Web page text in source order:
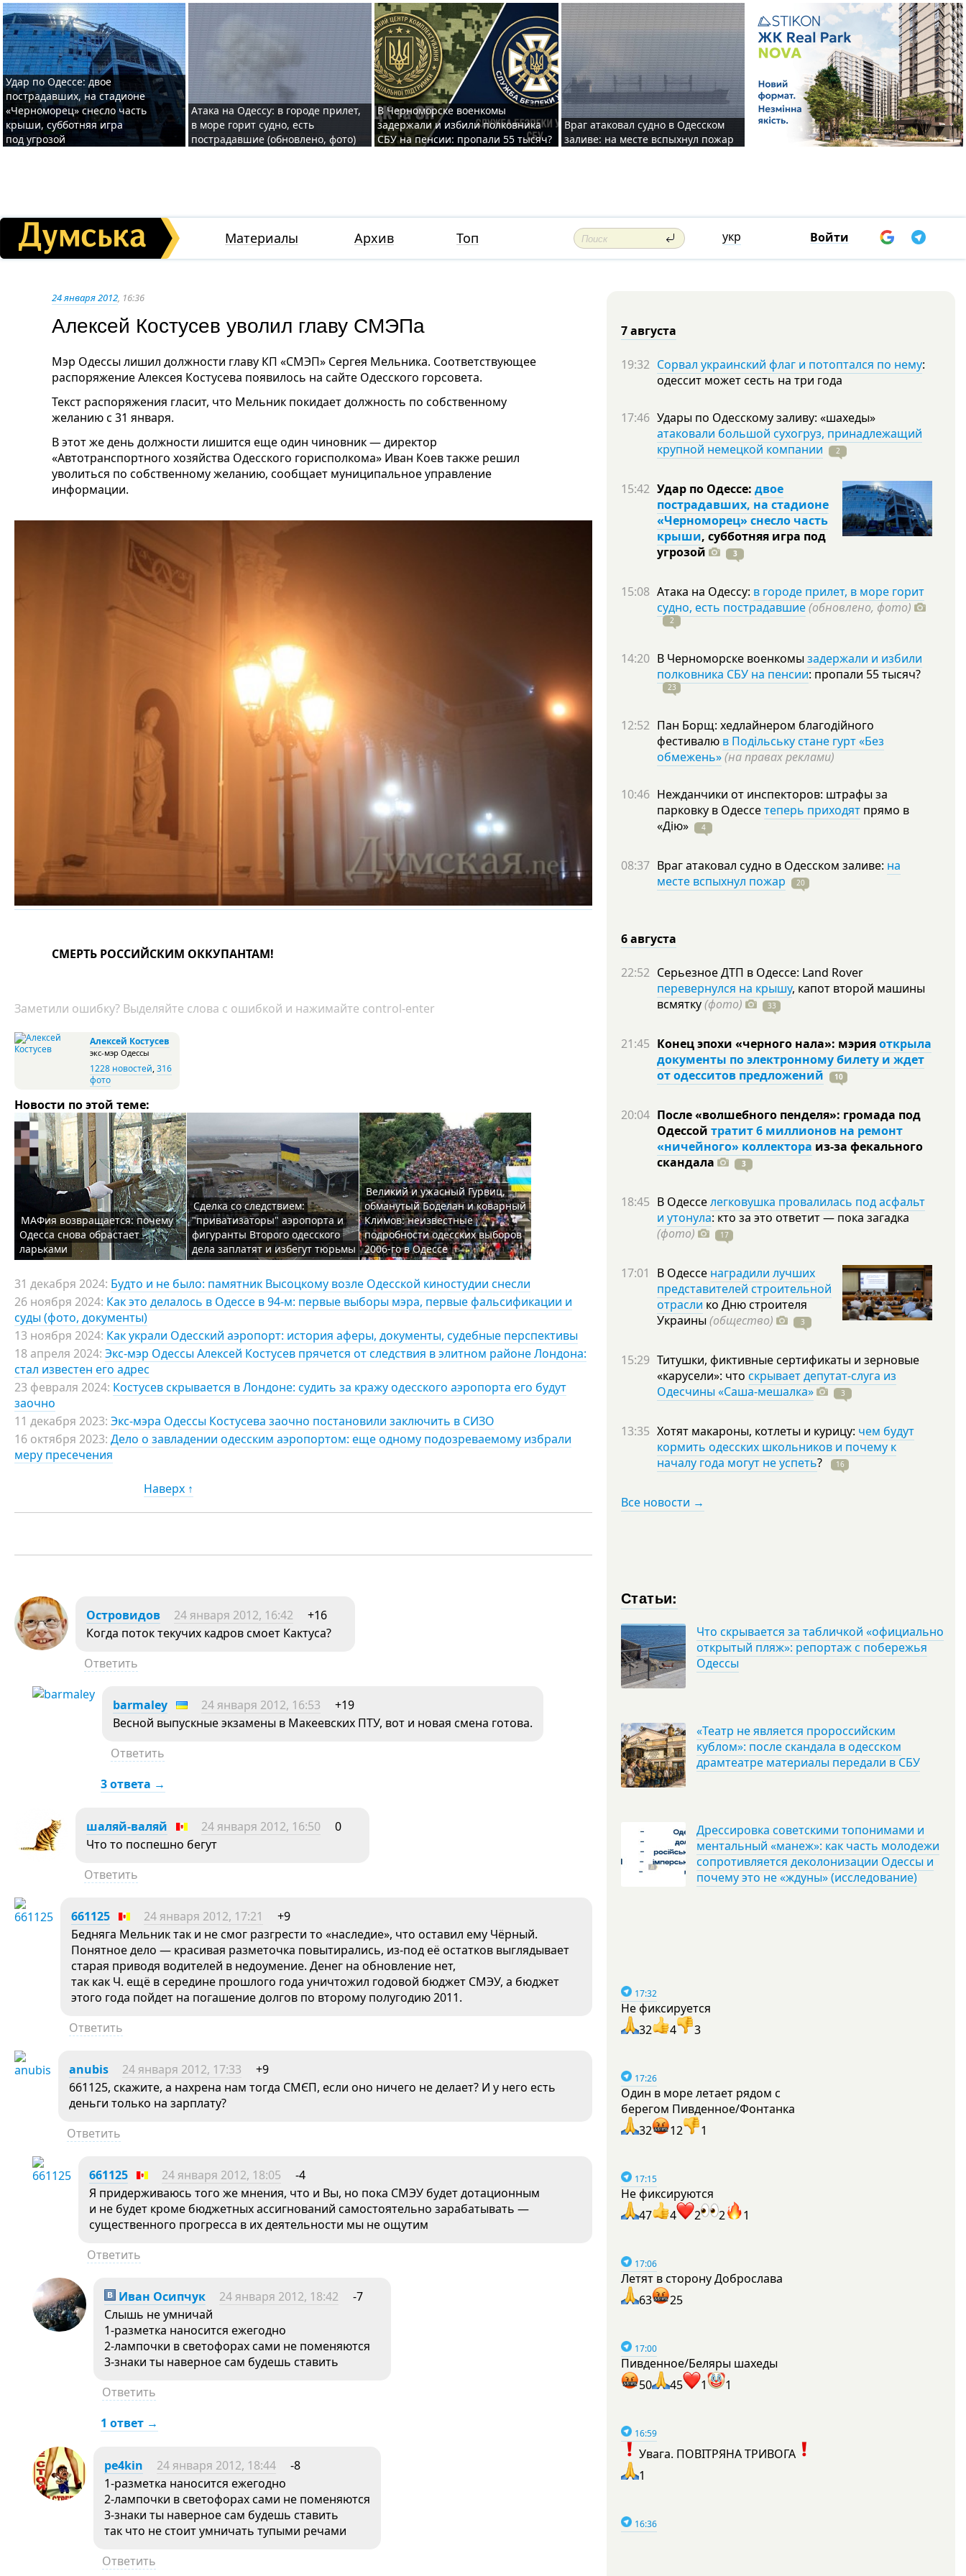
Удар по Одессе: двое
пострадавших, на стадионе
«Черноморец» снесло часть
крыши, субботняя игра
под угрозой
Атака на Одессу: в городе прилет,
в море горит судно, есть
пострадавшие (обновлено, фото)
В Черноморске военкомы
задержали и избили полковника
СБУ на пенсии: пропали 55 тысяч?
Враг атаковал судно в Одесском
заливе: на месте вспыхнул пожар
Материалы Архив Топ укр Войти
24 января 2012, 16:36
Алексей Костусев уволил главу СМЭПа
Мэр Одессы лишил должности главу КП «СМЭП» Сергея Мельника. Соответствующее
распоряжение Алексея Костусева появилось на сайте Одесского горсовета.
Текст распоряжения гласит, что Мельник покидает должность по собственному
желанию с 31 января.
В этот же день должности лишится еще один чиновник — директор
«Автотранспортного хозяйства Одесского горисполкома» Иван Коев также решил
уволиться по собственному желанию, сообщает муниципальное управление
информации.
СМЕРТЬ РОССИЙСКИМ ОККУПАНТАМ!
Заметили ошибку? Выделяйте слова с ошибкой и нажимайте control-enter
Алексей Костусев
экс-мэр Одессы
1228 новостей,316
фото
Новости по этой теме:
МАФия возвращается: почему
Одесса снова обрастает
ларьками
Сделка со следствием:
"приватизаторы" аэропорта и
фигуранты Второго одесского
дела заплатят и избегут тюрьмы
Великий и ужасный Гурвиц,
обманутый Боделан и коварный
Климов: неизвестные
подробности одесских выборов
2006-го в Одессе
31 декабря 2024: Будто и не было: памятник Высоцкому возле Одесской киностудии снесли
26 ноября 2024: Как это делалось в Одессе в 94-м: первые выборы мэра, первые фальсификации и
суды (фото, документы)
13 ноября 2024: Как украли Одесский аэропорт: история аферы, документы, судебные перспективы
18 апреля 2024: Экс-мэр Одессы Алексей Костусев прячется от следствия в элитном районе Лондона:
стал известен его адрес
23 февраля 2024: Костусев скрывается в Лондоне: судить за кражу одесского аэропорта его будут
заочно
11 декабря 2023: Экс-мэра Одессы Костусева заочно постановили заключить в СИЗО
16 октября 2023: Дело о завладении одесским аэропортом: еще одному подозреваемому избрали
меру пресечения
Наверх ↑
Островидов 24 января 2012, 16:42
+16
Когда поток текучих кадров смоет Кактуса?
Ответить
barmaley 24 января 2012, 16:53
+19
Весной выпускные экзамены в Макеевских ПТУ, вот и новая смена готова.
Ответить
3 ответа →
шаляй-валяй 24 января 2012, 16:50
0
Что то поспешно бегут
Ответить
661125 24 января 2012, 17:21
+9
Бедняга Мельник так и не смог разгрести то «наследие», что оставил ему Чёрный.
Понятное дело — красивая разметочка повытирались, из-под её остатков выглядывает
старая приводя водителей в недоумение. Денег на обновление нет,
так как Ч. ещё в середине прошлого года уничтожил годовой бюджет СМЭУ, а бюджет
этого года пойдет на погашение долгов по второму полугодию 2011.
Ответить
anubis 24 января 2012, 17:33
+9
661125, скажите, а нахрена нам тогда СМЄП, если оно ничего не делает? И у него есть
деньги только на зарплату?
Ответить
661125 24 января 2012, 18:05
-4
Я придерживаюсь того же мнения, что и Вы, но пока СМЭУ будет дотационным
и не будет кроме бюджетных ассигнований самостоятельно зарабатывать —
существенного прогресса в их деятельности мы не ощутим
Ответить
Иван Осипчук 24 января 2012, 18:42
-7
Слышь не умничай
1-разметка наносится ежегодно
2-лампочки в светофорах сами не поменяются
3-знаки ты наверное сам будешь ставить
Ответить
1 ответ →
pe4kin 24 января 2012, 18:44
-8
1-разметка наносится ежегодно
2-лампочки в светофорах сами не поменяются
3-знаки ты наверное сам будешь ставить
так что не стоит умничать тупыми речами
Ответить
7 августа
19:32 Сорвал украинский флаг и потоптался по нему:
одессит может сесть на три года
17:46 Удары по Одесскому заливу: «шахеды»
атаковали большой сухогруз, принадлежащий
крупной немецкой компании
2
15:42 Удар по Одессе: двое
пострадавших, на стадионе
«Черноморец» снесло часть
крыши, субботняя игра под
угрозой
3
15:08 Атака на Одессу: в городе прилет, в море горит
судно, есть пострадавшие(обновлено, фото)
2
14:20 В Черноморске военкомы задержали и избили
полковника СБУ на пенсии: пропали 55тысяч?
23
12:52 Пан Борщ: хедлайнером благодійного
фестивалю в Подільську стане гурт «Без
обмежень»(на правах реклами)
10:46 Нежданчики от инспекторов: штрафы за
парковку в Одессетеперь приходят прямо в
«Дію»
4
08:37 Враг атаковал судно в Одесском заливе: на
месте вспыхнул пожар
20
6 августа
22:52 Серьезное ДТП в Одессе: Land Rover
перевернулся на крышу, капот второй машины
всмятку(фото) 33
21:45 Конец эпохи «черного нала»: мэрияоткрыла
документы по электронному билету и ждет
от одесситов предложений
10
20:04 После «волшебного пенделя»: громада под
Одессой тратит 6 миллионов на ремонт
«ничейного» коллектора из-за фекального
скандала
3
18:45 В Одесселегковушка провалилась под асфальт
и утонула: кто за это ответит — пока загадка
(фото)
17
17:01 В Одессе наградили лучших
представителей строительной
отрасли ко Дню строителя
Украины (общество) 3
15:29 Титушки, фиктивные сертификаты и зерновые
«карусели»: что скрывает депутат-слуга из
Одесчины «Саша-мешалка»
3
13:35 Хотят макароны, котлеты и курицу: чем будут
кормить одесских школьников и почему к
началу года могут не успеть? 16
Все новости →
Статьи:
Что скрывается за табличкой «официально
открытый пляж»: репортаж с побережья
Одессы
«Театр не является пророссийским
кублом»: после скандала в одесском
драмтеатре материалы передали в СБУ
Дрессировка советскими топонимами и
ментальный «манеж»: как часть молодежи
сопротивляется деколонизации Одессы и
почему это не «ждуны» (исследование)
17:32
Не фиксируется
32
4 3
17:26
Один в море летает рядом с
берегом Пивденное/Фонтанка
32
12 1
17:15
Не фиксируются
47
4 2 2 1
17:06
Летят в сторону Доброслава
63
25
17:00
Пивденное/Беляры шахеды
50
45 1 1
16:59
Увага. ПОВІТРЯНА ТРИВОГА
1
16:36